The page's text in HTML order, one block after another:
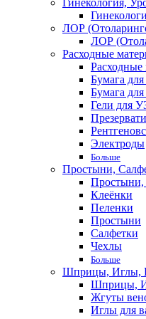
Гинекология,
ЛОР
ЛОР
Расходные
Бумага
Бумага
Гели для
Электроды
Больше
Простыни,
Простыни,
Клеёнки
Пеленки
Простыни
Салфетки
Чехлы
Больше
Шприцы, Иглы,
Шприцы,
Жгуты
Иглы для